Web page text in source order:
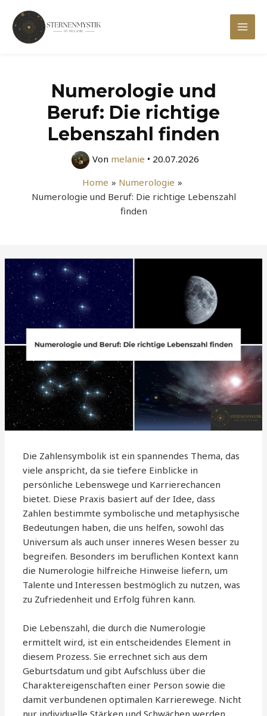
Inhalt
springen
Main
Numerologie und
Beruf: Die richtige
Lebenszahl finden
Von melanie • 20.07.2026
Home
Numerologie
Numerologie und Beruf: Die richtige Lebenszahl
finden
Die Zahlensymbolik ist ein spannendes Thema, das
viele anspricht, da sie tiefere Einblicke in
persönliche Lebenswege und Karrierechancen
bietet. Diese Praxis basiert auf der Idee, dass
Zahlen bestimmte symbolische und metaphysische
Bedeutungen haben, die uns helfen, sowohl das
Universum als auch unser inneres Wesen besser zu
begreifen. Besonders im beruflichen Kontext kann
die Numerologie hilfreiche Hinweise liefern, um
Talente und Interessen bestmöglich zu nutzen, was
zu Zufriedenheit und Erfolg führen kann.
Die Lebenszahl, die durch die Numerologie
ermittelt wird, ist ein entscheidendes Element in
diesem Prozess. Sie errechnet sich aus dem
Geburtsdatum und gibt Aufschluss über die
Charaktereigenschaften einer Person sowie die
damit verbundenen optimalen Karrierewege. Nicht
nur individuelle Stärken und Schwächen werden